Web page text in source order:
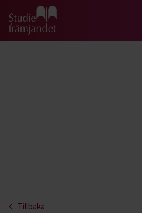
Gå till studiefrämjandets startsida
Tillbaka